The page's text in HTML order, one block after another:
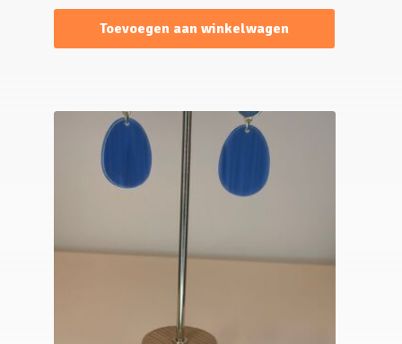
Toevoegen aan winkelwagen